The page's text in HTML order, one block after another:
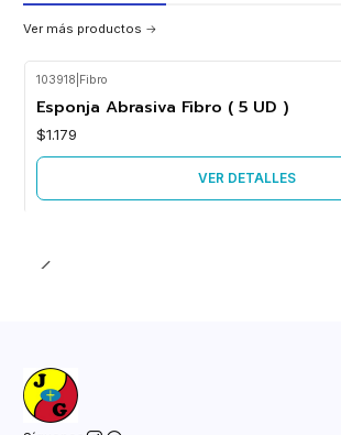
Ver más productos
103918 Fibro
Esponja Abrasiva Fibro ( 5 UD )
$1.179
VER DETALLES